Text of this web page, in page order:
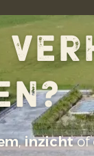
,inzichtof